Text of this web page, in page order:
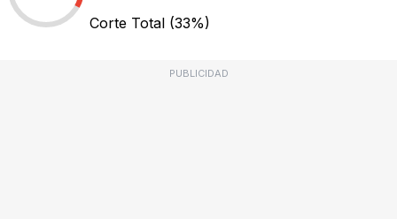
Corte Total (33%)
PUBLICIDAD